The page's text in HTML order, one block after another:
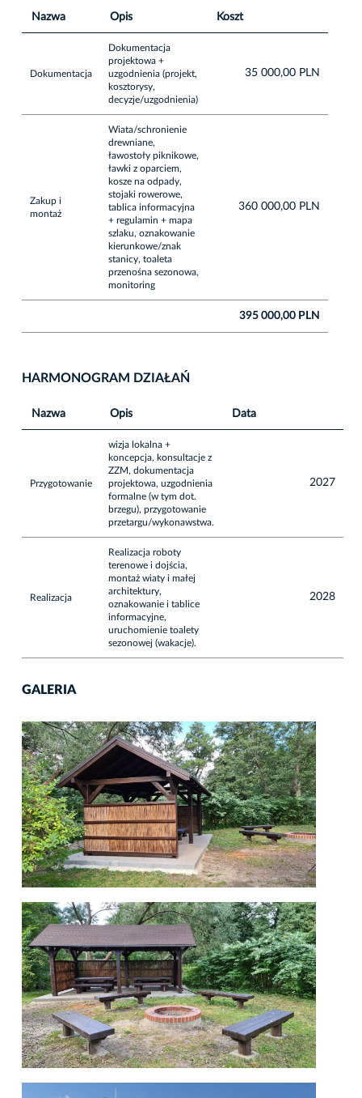
Nazwa Opis Koszt
Dokumentacja
Dokumentacja
projektowa +
uzgodnienia (projekt,
kosztorysy,
decyzje/uzgodnienia)
35 000,00 PLN
Zakup i
montaż
Wiata/schronienie
drewniane,
ławostoły piknikowe,
ławki z oparciem,
kosze na odpady,
stojaki rowerowe,
tablica informacyjna
+ regulamin + mapa
szlaku, oznakowanie
kierunkowe/znak
stanicy, toaleta
przenośna sezonowa,
monitoring
360 000,00 PLN
395 000,00 PLN
HARMONOGRAM DZIAŁAŃ
Nazwa Opis Data
Przygotowanie
wizja lokalna +
koncepcja, konsultacje z
ZZM, dokumentacja
projektowa, uzgodnienia
formalne (w tym dot.
brzegu), przygotowanie
przetargu/wykonawstwa.
2027
Realizacja
Realizacja roboty
terenowe i dojścia,
montaż wiaty i małej
architektury,
oznakowanie i tablice
informacyjne,
uruchomienie toalety
sezonowej (wakacje).
2028
GALERIA